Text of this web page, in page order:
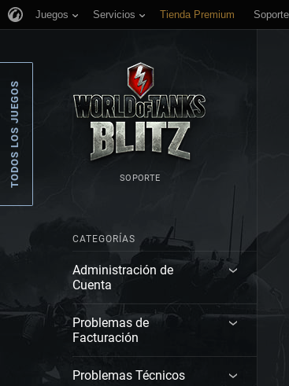
Juegos Servicios Tienda Premium Soporte
TODOS LOS JUEGOS SOPORTE
CATEGORÍAS
Administración de
Cuenta
Problemas de
Facturación
Problemas Técnicos